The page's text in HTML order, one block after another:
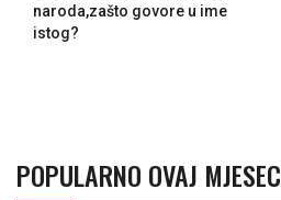
naroda,zašto govore u ime
istog?
POPULARNO OVAJ MJESEC